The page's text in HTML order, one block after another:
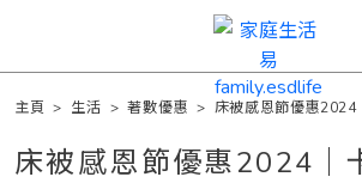
主頁 > 生活 >著數優惠 > 床被感恩節優惠2024
床被感恩節優惠2024｜